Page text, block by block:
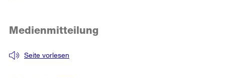
Seite vorlesen
Medienmitteilung